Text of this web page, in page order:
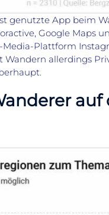
genutzte App beim
Google Maps
Media-Plattform
Wandern allerdings